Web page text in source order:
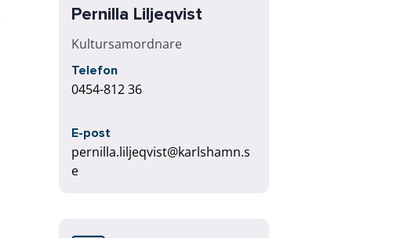
Pernilla Liljeqvist
Kultursamordnare
Telefon
0454-812 36
E-post
pernilla.liljeqvist@karlshamn.s
e